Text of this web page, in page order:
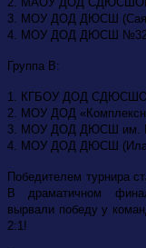
3. МОУ ДОД ДЮСШ
4. МОУ ДОД ДЮСШ №32
Группа В:
1. КГБОУ ДОД СДЮСШОР
2. МОУ ДОД
3. МОУ ДОД ДЮСШ им.
4. МОУ ДОД ДЮСШ
Победителем турнира
В драматичном
вырвали победу у
2:1!